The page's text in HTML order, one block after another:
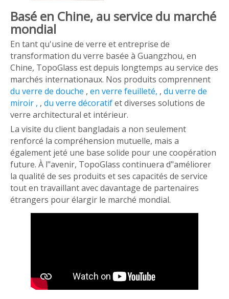
Basé en Chine, au service du marché
mondial
En tant qu'usine de verre et entreprise de
transformation du verre basée à Guangzhou, en
Chine, TopoGlass est depuis longtemps au service des
marchés internationaux. Nos produits comprennent
du verre de douche , en verre feuilleté, , du verre de
miroir , , du verre décoratifet diverses solutions de
verre architectural et intérieur.
La visite du client bangladais a non seulement
renforcé la compréhension mutuelle, mais a
également jeté une base solide pour une coopération
future. À l"avenir, TopoGlass continuera d"améliorer
la qualité de ses produits et ses capacités de service
tout en travaillant avec davantage de partenaires
étrangers pour élargir le marché mondial.